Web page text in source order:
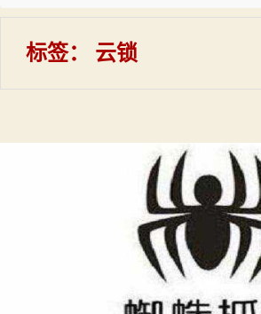
标签： 云锁